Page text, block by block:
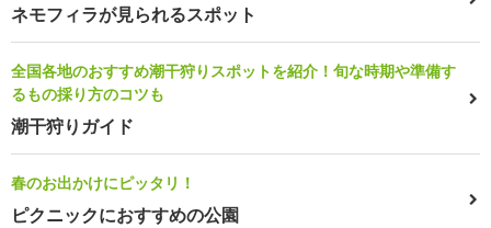
ネモフィラが見られるスポット
全国各地のおすすめ潮干狩りスポットを紹介！旬な時期や準備す
るもの採り方のコツも
潮干狩りガイド
春のお出かけにピッタリ！
ピクニックにおすすめの公園